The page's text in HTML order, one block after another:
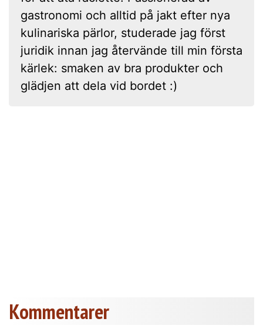
gastronomi och alltid på jakt efter nya
kulinariska pärlor, studerade jag först
juridik innan jag återvände till min första
kärlek: smaken av bra produkter och
glädjen att dela vid bordet :)
Kommentarer